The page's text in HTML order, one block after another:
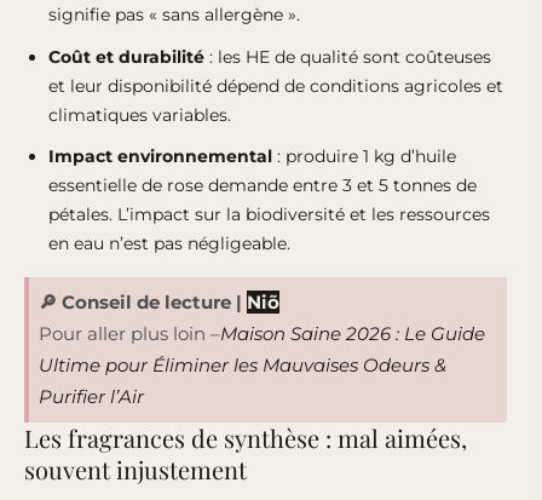
signifie pas « sans allergène ».
Coût et durabilité : les HE de qualité sont coûteuses
et leur disponibilité dépend de conditions agricoles et
climatiques variables.
Impact environnemental : produire 1 kg d’huile
essentielle de rose demande entre 3 et 5 tonnes de
pétales. L’impact sur la biodiversité et les ressources
en eau n’est pas négligeable.
🔎 Conseil de lecture | Niõ
Pour aller plus loin –Maison Saine 2026 : Le Guide
Ultime pour Éliminer les Mauvaises Odeurs &
Purifier l’Air
Les fragrances de synthèse : mal aimées,
souvent injustement